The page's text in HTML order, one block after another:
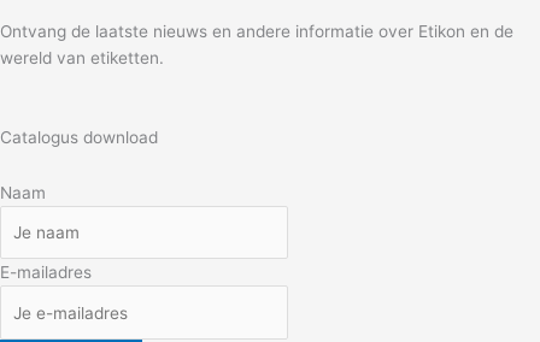
Ontvang de laatste nieuws en andere informatie over Etikon en de
wereld van etiketten.
Catalogus download
Naam
E-mailadres